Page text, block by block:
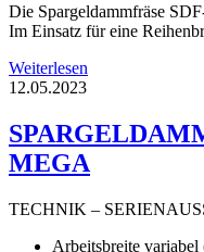
Die Spargeldammfräse
Im Einsatz für eine
Weiterlesen
12.05.2023
MEGA
TECHNIK –
Arbeitsbreite variabel